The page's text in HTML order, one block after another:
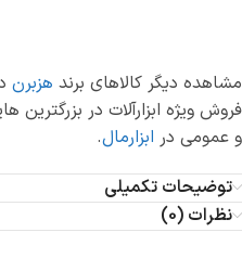
مشاهده دیگر کالاهای برند هزبرن
فروش ویژه ابزارآلات در بزرگترین
و عمومی در ابزارمال.
توضیحات تکمیلی
نظرات (0)